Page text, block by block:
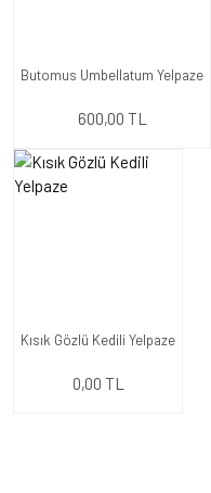
Butomus Umbellatum Yelpaze
600,00 TL
Kısık Gözlü Kedili Yelpaze
0,00 TL